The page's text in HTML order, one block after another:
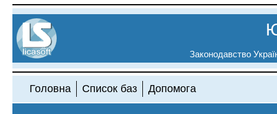
Законодавство
Головна Список баз Допомога